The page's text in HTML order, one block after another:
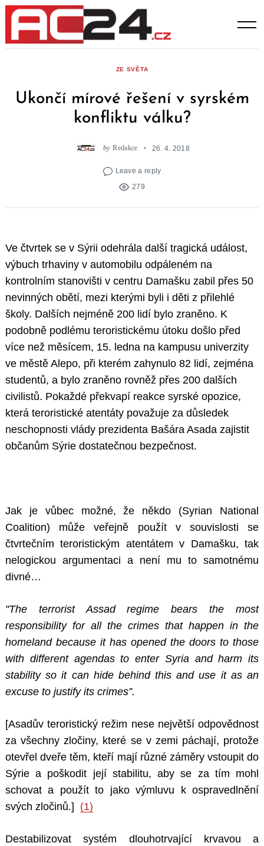
Skip
content
ZE SVĚTA
Ukončí mírové řešení v syrském
konfliktu válku?
by Redakce 26. 4. 2018
Leave a reply
279
Ve čtvrtek se v Sýrii odehrála další tragická událost,
výbuch trhaviny v automobilu odpáleném na
kontrolním stanovišti v centru Damašku zabil přes 50
nevinných obětí, mezi kterými byli i děti z přilehlé
školy. Dalších nejméně 200 lidí bylo zraněno. K
podobně podlému teroristickému útoku došlo před
více než měsícem, 15. ledna na kampusu univerzity
ve městě Alepo, při kterém zahynulo 82 lidí, zejména
studentů, a bylo zraněno rovněž přes 200 dalších
civilistů. Pokaždé překvapí reakce syrské opozice,
která teroristické atentáty považuje za důsledek
neschopnosti vlády prezidenta Bašára Asada zajistit
občanům Sýrie dostatečnou bezpečnost.
Jak je vůbec možné, že někdo (Syrian National
Coalition) může veřejně použít v souvislosti se
čtvrtečním teroristickým atentátem v Damašku, tak
nelogickou argumentaci a není mu to samotnému
divné…
"The terrorist Assad regime bears the most
responsibility for all the crimes that happen in the
homeland because it has opened the doors to those
with different agendas to enter Syria and harm its
stability so it can hide behind this and use it as an
excuse to justify its crimes”.
[Asadův teroristický režim nese největší odpovědnost
za všechny zločiny, které se v zemi páchají, protože
otevřel dveře těm, kteří mají různé záměry vstoupit do
Sýrie a poškodit její stabilitu, aby se za tím mohl
schovat a použít to jako výmluvu k ospravedlnění
svých zločinů.] (1)
Destabilizovat systém dlouhotrvající krvavou a